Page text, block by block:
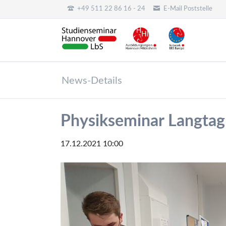
+49 511 22 86 16 - 24 E-Mail Poststelle
News-Details
Physikseminar
17.12.2021 10:00